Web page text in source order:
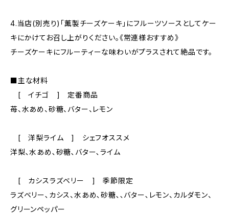
4.当店(別売り)「薫製チーズケーキ」にフルーツソースとしてケー
キにかけてお召し上がりください。《常連様おすすめ》
チーズケーキにフルーティーな味わいがプラスされて絶品です。
■主な材料
[ イチゴ ] 定番商品
苺、水あめ、砂糖、バター、レモン
[ 洋梨ライム ] シェフオススメ
洋梨､水あめ､砂糖､バター､ライム
[ カシスラズベリー ] 季節限定
ラズベリー､カシス、水あめ､砂糖､､バター､レモン、カルダモン、
グリーンペッパー